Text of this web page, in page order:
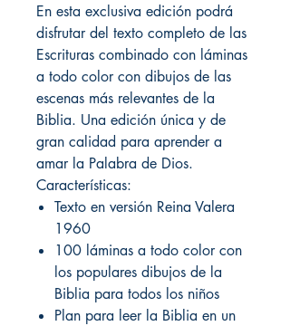
En esta exclusiva edición podrá
disfrutar del texto completo de las
Escrituras combinado con láminas
a todo color con dibujos de las
escenas más relevantes de la
Biblia. Una edición única y de
gran calidad para aprender a
amar la Palabra de Dios.
Características:
Texto en versión Reina Valera
1960
100 láminas a todo color con
los populares dibujos de la
Biblia para todos los niños
Plan para leer la Biblia en un